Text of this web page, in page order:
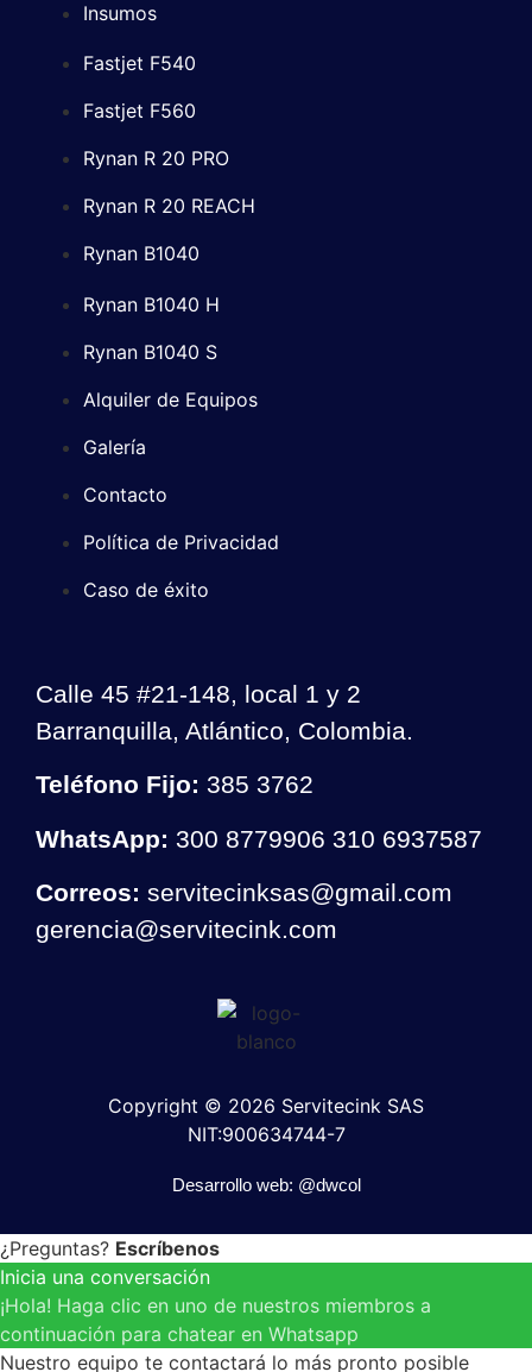
Insumos
Fastjet F540
Fastjet F560
Rynan R 20 PRO
Rynan R 20 REACH
Rynan B1040
Rynan B1040 H
Rynan B1040 S
Alquiler de Equipos
Galería
Contacto
Política de Privacidad
Caso de éxito
Calle 45 #21-148, local 1 y 2
Barranquilla, Atlántico, Colombia.
Teléfono Fijo: 385 3762
WhatsApp: 300 8779906 310 6937587
Correos: servitecinksas@gmail.com
gerencia@servitecink.com
Copyright © 2026 Servitecink SAS
NIT:900634744-7
Desarrollo web: @dwcol
¿Preguntas? Escríbenos
Inicia una conversación
¡Hola! Haga clic en uno de nuestros miembros a
continuación para chatear en Whatsapp
Nuestro equipo te contactará lo más pronto posible